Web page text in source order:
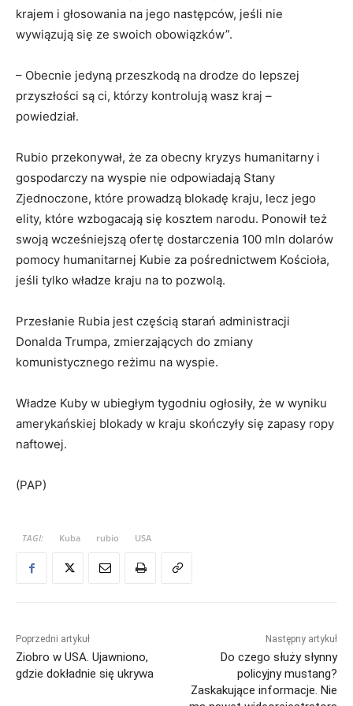
krajem i głosowania na jego następców, jeśli nie
wywiązują się ze swoich obowiązków”.
– Obecnie jedyną przeszkodą na drodze do lepszej
przyszłości są ci, którzy kontrolują wasz kraj –
powiedział.
Rubio przekonywał, że za obecny kryzys humanitarny i
gospodarczy na wyspie nie odpowiadają Stany
Zjednoczone, które prowadzą blokadę kraju, lecz jego
elity, które wzbogacają się kosztem narodu. Ponowił też
swoją wcześniejszą ofertę dostarczenia 100 mln dolarów
pomocy humanitarnej Kubie za pośrednictwem Kościoła,
jeśli tylko władze kraju na to pozwolą.
Przesłanie Rubia jest częścią starań administracji
Donalda Trumpa, zmierzających do zmiany
komunistycznego reżimu na wyspie.
Władze Kuby w ubiegłym tygodniu ogłosiły, że w wyniku
amerykańskiej blokady w kraju skończyły się zapasy ropy
naftowej.
(PAP)
TAGI: Kuba rubio USA
Poprzedni artykuł
Ziobro w USA. Ujawniono,
gdzie dokładnie się ukrywa
Następny artykuł
Do czego służy słynny
policyjny mustang?
Zaskakujące informacje. Nie